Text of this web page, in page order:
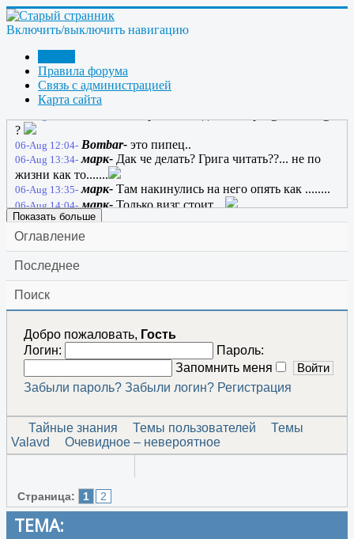
Включить/выключить навигацию
Правила форума
Связь с администрацией
Карта сайта
05-Aug 20:41- anatol130164-А, ну тогда ладно... Этот сайт
будет жить вечно
anatol130164-Жил себе один сайт, и звали его
- Странник-2; и жил он вечно
05-Aug 21:06- марк-
06-Aug 05:30- марк- добро в хату...
06-Aug 08:43- марк-
?
06-Aug 12:04- Bombar- это пипец..
06-Aug 13:34- марк- Дак че делать? Грига читать??... не по
жизни как то.......
06-Aug 13:35- марк- Там накинулись на него опять как ........
06-Aug 14:04- марк-Только визг стоит....
Показать больше
Оглавление
Последнее
Поиск
Добро пожаловать, Гость
Логин:
Пароль:
Запомнить меня
Забыли пароль? Забыли логин? Регистрация
Тайные знания Темы пользователей
Темы
Valavd
Очевидное – невероятное
Страница: 1 2
ТЕМА: